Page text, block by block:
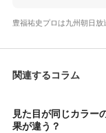
豊福祐史プロは九州朝日
関連するコラム
見た目が同じカラー
果が違う？